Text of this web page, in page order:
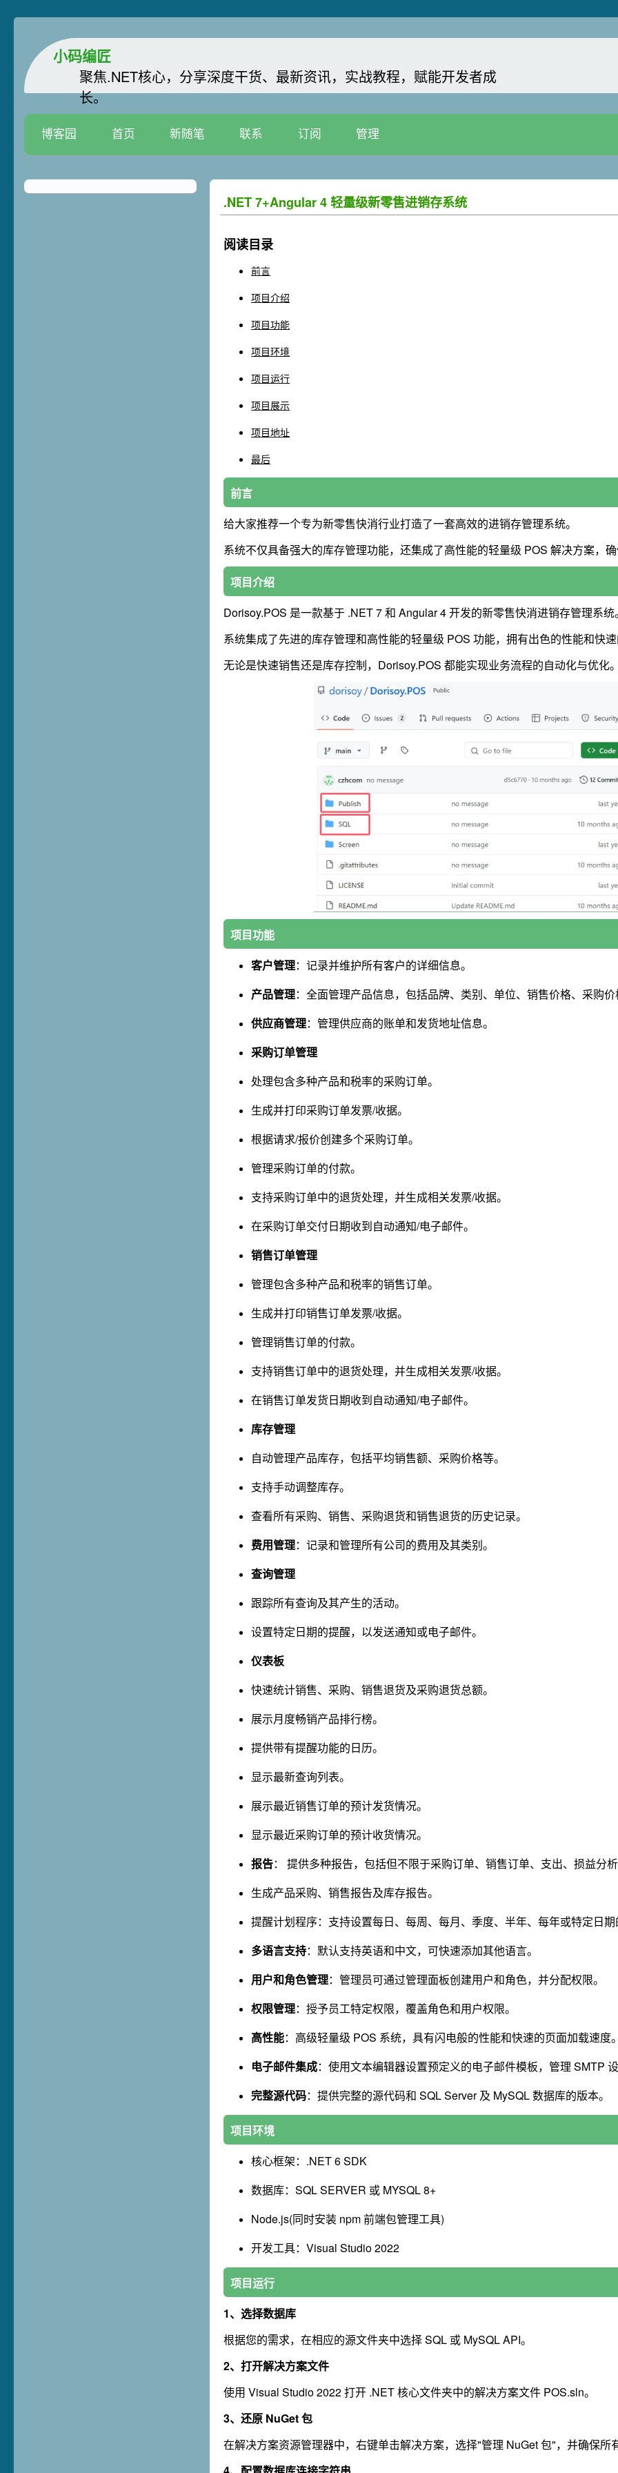
小码编匠
聚焦.NET核心，分享深度干货、最新资讯，实战教程，赋能开发者成
长。
博客园 首页 新随笔 联系 订阅 管理
.NET 7+Angular 4 轻量级新零售进销存系统
阅读目录
前言
项目介绍
项目功能
项目环境
项目运行
项目展示
项目地址
最后
前言
给大家推荐一个专为新零售快消行业打造了一套高效的进销存管理系统。
系统不仅具备强大的库存管理功能，还集成了高性能的轻量级 POS 解决方案，
项目介绍
Dorisoy.POS 是一款基于 .NET 7 和 Angular 4 开发的新零售快消进销存管理系统。
系统集成了先进的库存管理和高性能的轻量级 POS 功能，拥有出色的性能和快
无论是快速销售还是库存控制，Dorisoy.POS 都能实现业务流程的自动化与优化。
项目功能
客户管理：记录并维护所有客户的详细信息。
产品管理：全面管理产品信息，包括品牌、类别、单位、销售价格、采购价
供应商管理：管理供应商的账单和发货地址信息。
采购订单管理
处理包含多种产品和税率的采购订单。
生成并打印采购订单发票/收据。
根据请求/报价创建多个采购订单。
管理采购订单的付款。
支持采购订单中的退货处理，并生成相关发票/收据。
在采购订单交付日期收到自动通知/电子邮件。
销售订单管理
管理包含多种产品和税率的销售订单。
生成并打印销售订单发票/收据。
管理销售订单的付款。
支持销售订单中的退货处理，并生成相关发票/收据。
在销售订单发货日期收到自动通知/电子邮件。
库存管理
自动管理产品库存，包括平均销售额、采购价格等。
支持手动调整库存。
查看所有采购、销售、采购退货和销售退货的历史记录。
费用管理：记录和管理所有公司的费用及其类别。
查询管理
跟踪所有查询及其产生的活动。
设置特定日期的提醒，以发送通知或电子邮件。
仪表板
快速统计销售、采购、销售退货及采购退货总额。
展示月度畅销产品排行榜。
提供带有提醒功能的日历。
显示最新查询列表。
展示最近销售订单的预计发货情况。
显示最近采购订单的预计收货情况。
报告： 提供多种报告，包括但不限于采购订单、销售订单、支出、损益分析
生成产品采购、销售报告及库存报告。
提醒计划程序：支持设置每日、每周、每月、季度、半年、每年或特定日期
多语言支持：默认支持英语和中文，可快速添加其他语言。
用户和角色管理：管理员可通过管理面板创建用户和角色，并分配权限。
权限管理：授予员工特定权限，覆盖角色和用户权限。
高性能：高级轻量级 POS 系统，具有闪电般的性能和快速的页面加载速度。
电子邮件集成：使用文本编辑器设置预定义的电子邮件模板，管理 SMTP
完整源代码：提供完整的源代码和 SQL Server 及 MySQL 数据库的版本。
项目环境
核心框架：.NET 6 SDK
数据库：SQL SERVER 或 MYSQL 8+
Node.js(同时安装 npm 前端包管理工具)
开发工具：Visual Studio 2022
项目运行
1、选择数据库
根据您的需求，在相应的源文件夹中选择 SQL 或 MySQL API。
2、打开解决方案文件
使用 Visual Studio 2022 打开 .NET 核心文件夹中的解决方案文件 POS.sln。
3、还原 NuGet 包
在解决方案资源管理器中，右键单击解决方案，选择"管理 NuGet 包"，并确保所